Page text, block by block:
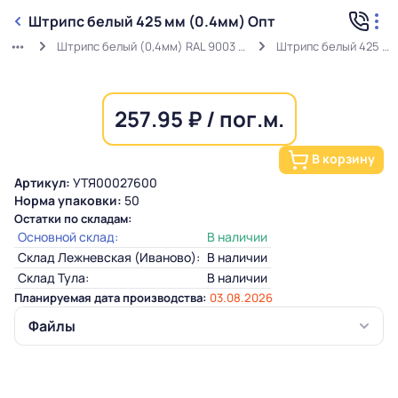
Штрипс белый 425 мм (0.4мм) Опт
Штрипс белый (0,4мм) RAL 9003 ГОСТ в защитной пленке Штрипс белый 425 мм (0.4мм) Опт
257.95 ₽ / пог.м.
В корзину
Артикул: УТЯ00027600
Норма упаковки: 50
Остатки по складам:
Основной склад:
В наличии
Склад Лежневская (Иваново): В наличии
Склад Тула:
В наличии
Планируемая дата производства: 03.08.2026
Файлы